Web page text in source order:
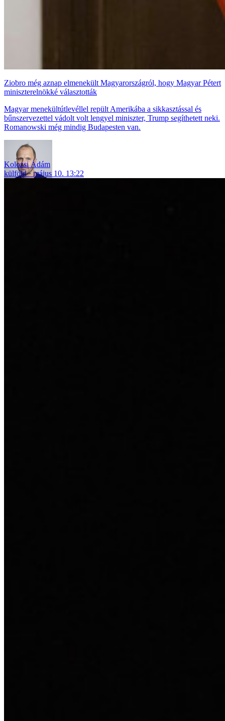
Ziobro még aznap elmenekült Magyarországról, hogy Magyar Pétert
miniszterelnökké választották
Magyar menekültútlevéllel repült Amerikába a sikkasztással és
bűnszervezettel vádolt volt lengyel miniszter, Trump segíthetett neki.
Romanowski még mindig Budapesten van.
Kolozsi Ádám
külföld
május 10. 13:22